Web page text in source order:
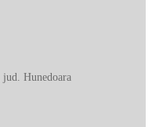
Hunedoara